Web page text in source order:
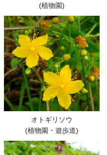
(植物園)
オトギリソウ
(植物園・遊歩道)